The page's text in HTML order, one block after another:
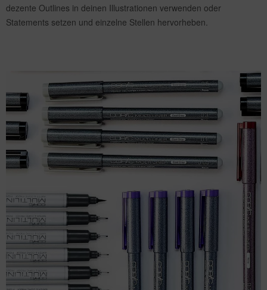
dezente Outlines in deinen Illustrationen verwenden oder
Statements setzen und einzelne Stellen hervorheben.